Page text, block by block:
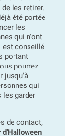
les retirer,
été portée
les
qui n'ont
est conseillé
portant
pourrez
jusqu'à
qui
les garder
de contact,
d'Halloween